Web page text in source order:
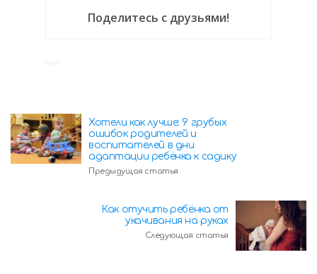
Поделитесь с друзьями!
Хотели как лучше: 9 грубых
ошибок родителей и
воспитателей в дни
адаптации ребёнка к садику
Предыдущая статья
Как отучить ребёнка от
укачивания на руках
Следующая статья